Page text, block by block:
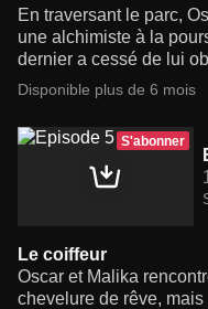
En traversant le parc,
une alchimiste à la
dernier a cessé de lui
Disponible plus de 6 mois
S'abonner
Le coiffeur
Oscar et Malika
chevelure de rêve,